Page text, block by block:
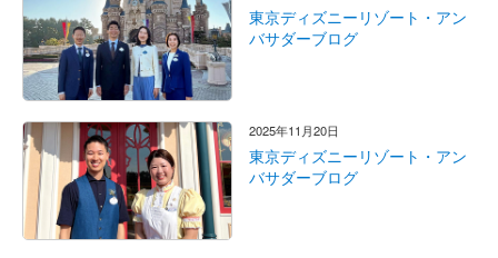
東京ディズニーリゾート・アン
バサダーブログ
2025年11月20日
東京ディズニーリゾート・アン
バサダーブログ